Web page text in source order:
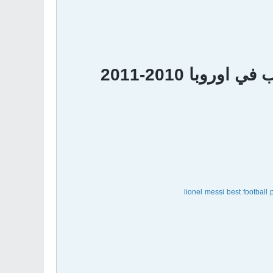
2010-2011
lionel messi best football